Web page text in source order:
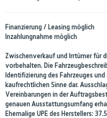
Finanzierung / Leasing möglich
Inzahlungnahme möglich
Zwischenverkauf und Irrtümer für
vorbehalten. Die
Identifizierung des Fahrzeuges
kaufrechtlichen Sinne dar.
Vereinbarungen in der
genauen Ausstattungsumfang
Ehemalige UPE des Herstellers: